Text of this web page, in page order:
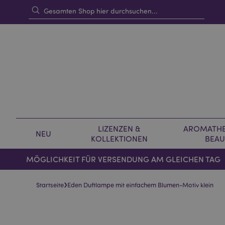
NEU
LIZENZEN &
KOLLEKTIONEN
MÖGLICHKEIT FÜR VERSENDUNG AM GLEICHEN TAG
Startseite›Eden Duftlampe mit einfachem Blumen-Motiv klein